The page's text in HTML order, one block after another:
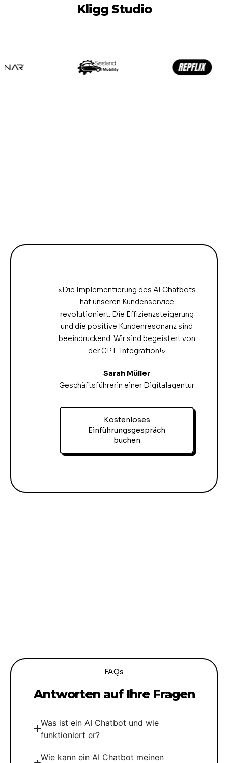
Kligg Studio
«Die Implementierung des AI Chatbots
hat unseren Kundenservice
revolutioniert. Die Effizienzsteigerung
und die positive Kundenresonanz sind
beeindruckend. Wir sind begeistert von
der GPT-Integration!»
Sarah Müller
Geschäftsführerin einer Digitalagentur
Kostenloses
Einführungsgespräch
buchen
FAQs
Antworten auf Ihre Fragen
Was ist ein AI Chatbot und wie
funktioniert er?
Wie kann ein AI Chatbot meinen